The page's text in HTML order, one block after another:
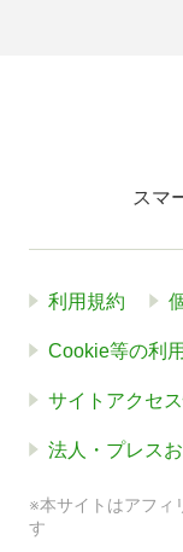
スマ
利用規約
Cookie等の利
サイトアクセ
法人・プレス
※本サイトはアフィ
す